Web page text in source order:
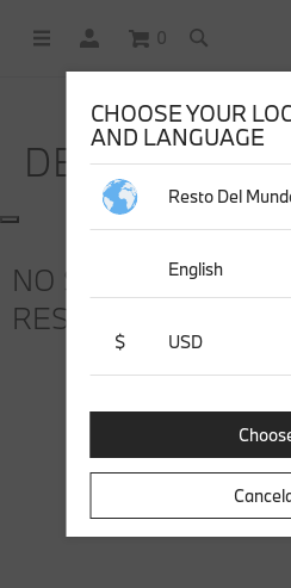
0
COMPRAS EN LÍNEA OPERADAS
DESCUBRA
NO SE
RESULTADOS DE
CHOOSE YOUR
AND LANGUAGE
Resto Del
English
$ USD